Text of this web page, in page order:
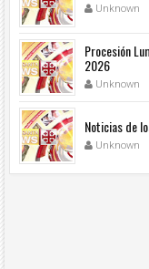
Unknown
Procesión
2026
Unknown
Noticias de
Unknown